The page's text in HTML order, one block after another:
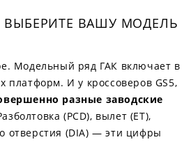
ВАШУ МОДЕЛЬ
Модельный ряд ГАК включает в
платформ. И у кроссоверов GS5,
разные заводские
(PCD), вылет (ET),
отверстия (DIA) — эти цифры